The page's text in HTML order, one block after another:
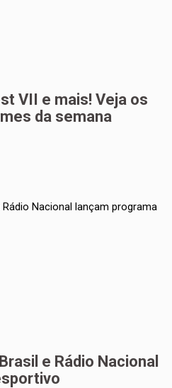
VII e mais! Veja os
da semana
e Rádio Nacional